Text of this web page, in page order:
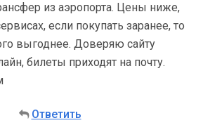
из аэропорта. Цены ниже,
если покупать заранее, то
выгоднее. Доверяю сайту
билеты приходят на почту.
Ответить